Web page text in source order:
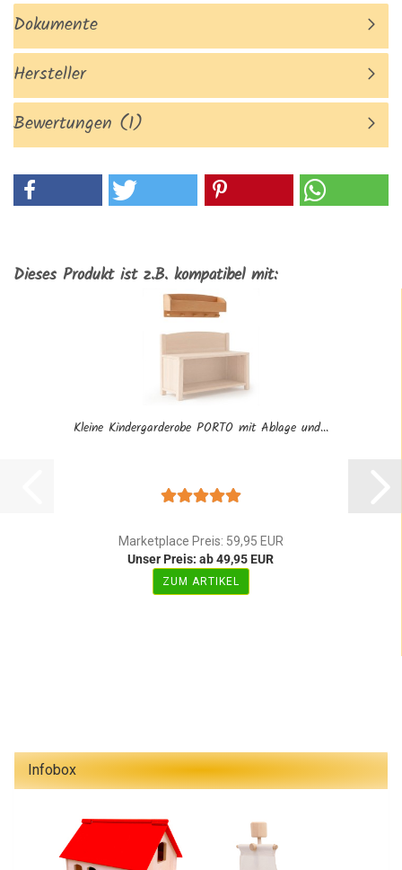
Dokumente
Hersteller
Bewertungen (1)
Dieses Produkt ist z.B. kompatibel mit:
Kleine Kindergarderobe PORTO mit Ablage und...
Marketplace Preis: 59,95 EUR
Unser Preis: ab 49,95 EUR
ZUM ARTIKEL
Infobox